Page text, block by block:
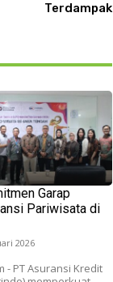
Terdampak
Garap
Pariwisata di
2026
- PT Asuransi Kredit